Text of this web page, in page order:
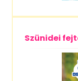
Szünidei